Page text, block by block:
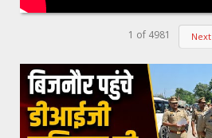
1 of 4981 Next